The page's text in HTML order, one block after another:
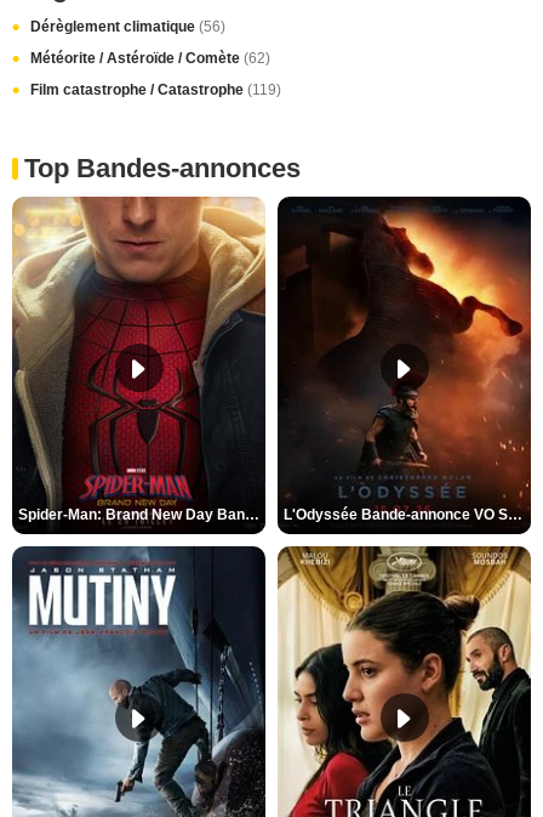
Dérèglement climatique (56)
Météorite / Astéroïde / Comète (62)
Film catastrophe / Catastrophe (119)
Top Bandes-annonces
Spider-Man: Brand New Day Bande-annonce VO STFR L'Odyssée Bande-annonce VO STFR